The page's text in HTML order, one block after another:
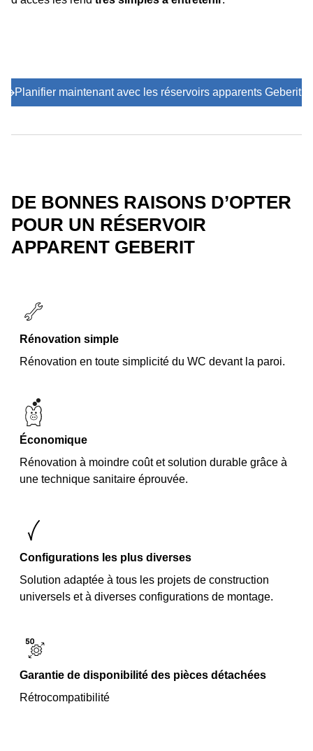
Planifier maintenant avec les réservoirs apparents Geberit
DE BONNES RAISONS D’OPTER
POUR UN RÉSERVOIR
APPARENT GEBERIT
Rénovation simple
Rénovation en toute simplicité du WC devant la paroi.
Économique
Rénovation à moindre coût et solution durable grâce à
une technique sanitaire éprouvée.
Configurations les plus diverses
Solution adaptée à tous les projets de construction
universels et à diverses configurations de montage.
Garantie de disponibilité des pièces détachées
Rétrocompatibilité